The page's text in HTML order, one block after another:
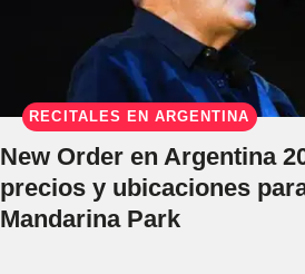
RECITALES EN ARGENTINA
New Order en Argentina
precios y ubicaciones
Mandarina Park